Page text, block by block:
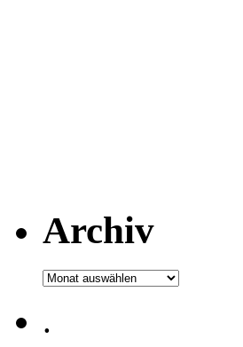
Archiv
Archiv
.